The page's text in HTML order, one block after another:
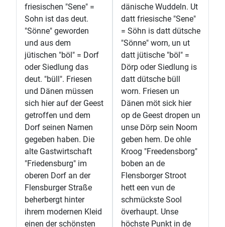
friesischen "Sene" =
Sohn ist das deut.
"Sönne" geworden
und aus dem
jütischen "böl" = Dorf
oder Siedlung das
deut. "büll". Friesen
und Dänen müssen
sich hier auf der Geest
getroffen und dem
Dorf seinen Namen
gegeben haben. Die
alte Gastwirtschaft
"Friedensburg" im
oberen Dorf an der
Flensburger Straße
beherbergt hinter
ihrem modernen Kleid
einen der schönsten
dänische Wuddeln. Ut
datt friesische "Sene"
= Söhn is datt dütsche
"Sönne" worn, un ut
datt jütische "böl" =
Dörp oder Siedlung is
datt dütsche büll
worn. Friesen un
Dänen möt sick hier
op de Geest dropen un
unse Dörp sein Noom
geben hem. De ohle
Kroog "Freedensborg"
boben an de
Flensborger Stroot
hett een vun de
schmückste Sool
överhaupt. Unse
höchste Punkt in de